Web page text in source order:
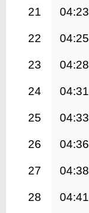
21 04:23
22 04:25
23 04:28
24 04:31
25 04:33
26 04:36
27 04:38
28 04:41